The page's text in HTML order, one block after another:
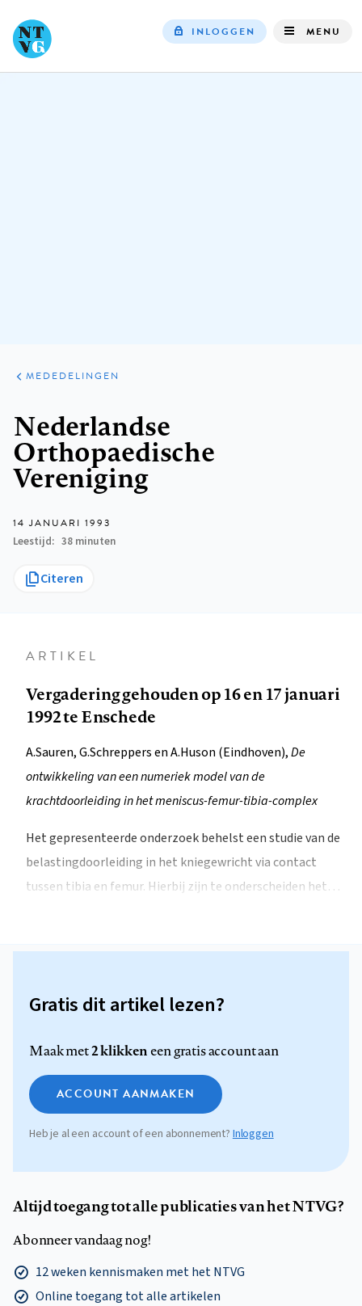
INLOGGEN MENU
ARTIKELEN
VARIA
MEDEDELINGEN
Nederlandse
Orthopaedische
Vereniging
14 JANUARI 1993
Leestijd
38 minuten
Citeren
ARTIKEL
Vergadering gehouden op 16 en 17 januari
1992 te Enschede
A.Sauren, G.Schreppers en A.Huson (Eindhoven),De
ontwikkeling van een numeriek model van de
krachtdoorleiding in het meniscus-femur-tibia-complex
Het gepresenteerde onderzoek behelst een studie van de
belastingdoorleiding in het kniegewricht via contact
tussen tibia en femur. Hierbij zijn te onderscheiden het…
Gratis dit artikel lezen?
Maak met2 klikkeneen gratis account aan
ACCOUNT AANMAKEN
Heb je al een account of een abonnement? Inloggen
Altijd toegang tot alle publicaties van het NTVG?
Abonneer vandaag nog!
12 weken kennismaken met het NTVG
Online toegang tot alle artikelen